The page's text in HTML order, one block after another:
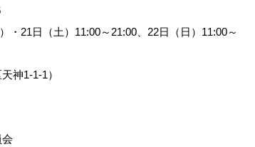
・21日（土）11:00～21:00、22日（日）11:00～
神1-1-1）